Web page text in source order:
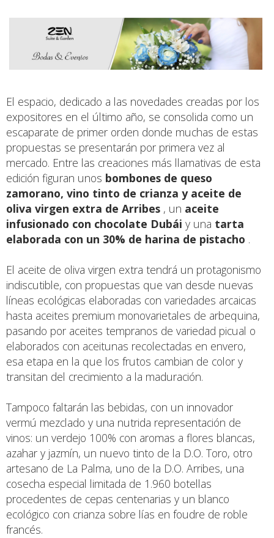
El espacio, dedicado a las novedades creadas por los
expositores en el último año, se consolida como un
escaparate de primer orden donde muchas de estas
propuestas se presentarán por primera vez al
mercado. Entre las creaciones más llamativas de esta
edición figuran unos bombones de queso
zamorano, vino tinto de crianza y aceite de
oliva virgen extra de Arribes , un aceite
infusionado con chocolate Dubái y una tarta
elaborada con un 30% de harina de pistacho .
El aceite de oliva virgen extra tendrá un protagonismo
indiscutible, con propuestas que van desde nuevas
líneas ecológicas elaboradas con variedades arcaicas
hasta aceites premium monovarietales de arbequina,
pasando por aceites tempranos de variedad picual o
elaborados con aceitunas recolectadas en envero,
esa etapa en la que los frutos cambian de color y
transitan del crecimiento a la maduración.
Tampoco faltarán las bebidas, con un innovador
vermú mezclado y una nutrida representación de
vinos: un verdejo 100% con aromas a flores blancas,
azahar y jazmín, un nuevo tinto de la D.O. Toro, otro
artesano de La Palma, uno de la D.O. Arribes, una
cosecha especial limitada de 1.960 botellas
procedentes de cepas centenarias y un blanco
ecológico con crianza sobre lías en foudre de roble
francés.